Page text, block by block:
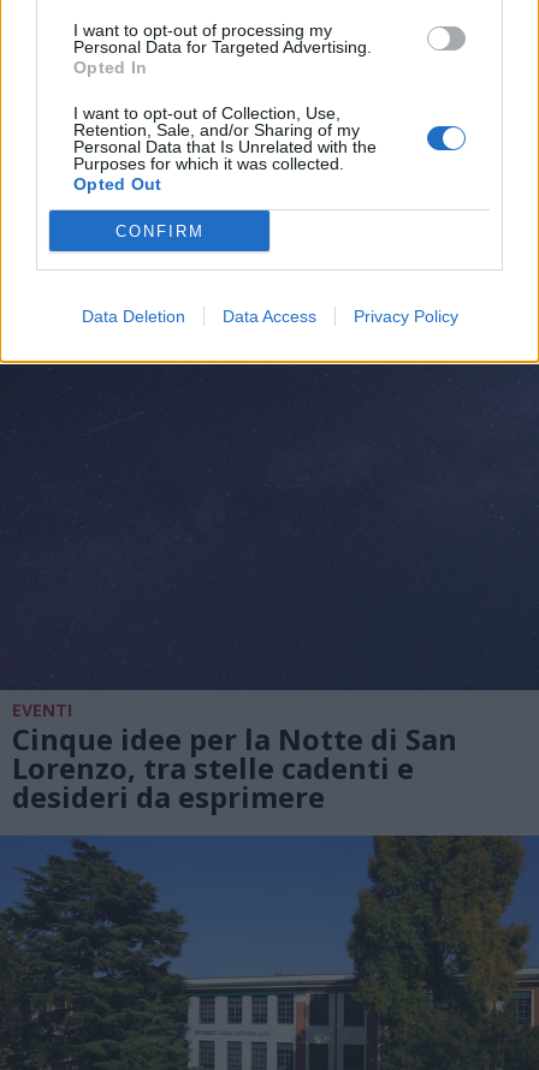
I want to opt-out of processing my
Personal Data for Targeted Advertising.
Opted In
I want to opt-out of Collection, Use,
Retention, Sale, and/or Sharing of my
Personal Data that Is Unrelated with the
Purposes for which it was collected.
Opted Out
CONFIRM
Data Deletion Data Access Privacy Policy
ALTO MILANESE
Primo bilancio di sostenibilità per
il gruppo AMGA: “Opportunità di
crescita e trasparenza”
EVENTI
Cinque idee per la Notte di San
Lorenzo, tra stelle cadenti e
desideri da esprimere